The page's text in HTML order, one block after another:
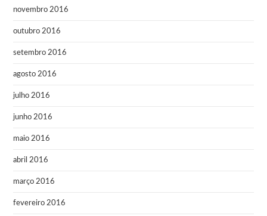
novembro 2016
outubro 2016
setembro 2016
agosto 2016
julho 2016
junho 2016
maio 2016
abril 2016
março 2016
fevereiro 2016